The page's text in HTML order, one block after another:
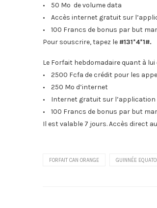
• 50 Mo de volume data
• Accès internet gratuit sur
• 100 Francs de bonus par but
Pour souscrire, tapez le#131*4*1#.
Le Forfait hebdomadaire quant à
• 2500 Fcfa de crédit pour les
• 250 Mo d’internet
• Internet gratuit sur
• 100 Francs de bonus par but
Il est valable 7 jours. Accès direct au
FORFAIT CAN ORANGE GUINNÉE